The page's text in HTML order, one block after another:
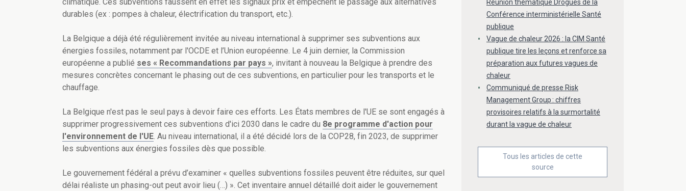
climatique. Ces subventions faussent en effet les signaux prix et empêchent le passage aux alternatives
durables (ex : pompes à chaleur, électrification du transport, etc.).
La Belgique a déjà été régulièrement invitée au niveau international à supprimer ses subventions aux
énergies fossiles, notamment par l'OCDE et l’Union européenne. Le 4 juin dernier, la Commission
européenne a publié ses « Recommandations par pays », invitant à nouveau la Belgique à prendre des
mesures concrètes concernant le phasing out de ces subventions, en particulier pour les transports et le
chauffage.
La Belgique n'est pas le seul pays à devoir faire ces efforts. Les États membres de l'UE se sont engagés à
supprimer progressivement ces subventions d'ici 2030 dans le cadre du 8e programme d'action pour
l'environnement de l'UE. Au niveau international, il a été décidé lors de la COP28, fin 2023, de supprimer
les subventions aux énergies fossiles dès que possible.
Le gouvernement fédéral a prévu d’examiner « quelles subventions fossiles peuvent être réduites, sur quel
délai réaliste un phasing-out peut avoir lieu (…) ». Cet inventaire annuel détaillé doit aider le gouvernement
Réunion thématique Drogues de la
Conférence interministérielle Santé
publique
Vague de chaleur 2026 : la CIM Santé
publique tire les leçons et renforce sa
préparation aux futures vagues de
chaleur
Communiqué de presse Risk
Management Group : chiffres
provisoires relatifs à la surmortalité
durant la vague de chaleur
Tous les articles de cette
source